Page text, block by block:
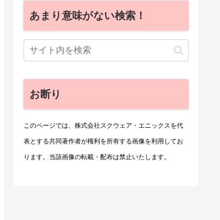
あまり意味がない検索！
お断り
このページでは、株式会社スクウェア・エニックスを代
表とする共同著作者が権利を所有する画像を利用してお
ります。当該画像の転載・配布は禁止いたします。